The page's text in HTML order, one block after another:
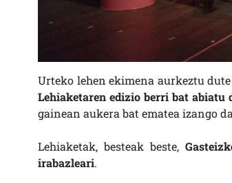
Urteko lehen ekimena aurkeztu dute
Lehiaketaren edizio berri bat abiatu
gainean aukera bat ematea izango
Lehiaketak, besteak beste,
irabazleari.